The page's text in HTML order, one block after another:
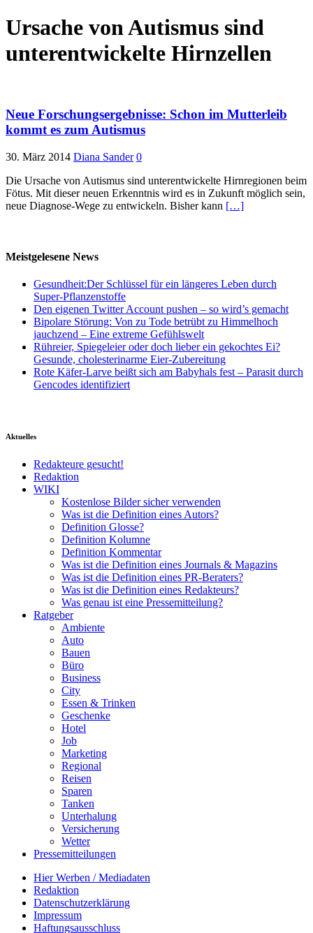
Ursache von Autismus sind
unterentwickelte Hirnzellen
Neue Forschungsergebnisse: Schon im Mutterleib
kommt es zum Autismus
30. März 2014 Diana Sander 0
Die Ursache von Autismus sind unterentwickelte Hirnregionen beim
Fötus. Mit dieser neuen Erkenntnis wird es in Zukunft möglich sein,
neue Diagnose-Wege zu entwickeln. Bisher kann […]
Meistgelesene News
Gesundheit:Der Schlüssel für ein längeres Leben durch
Super-Pflanzenstoffe
Den eigenen Twitter Account pushen – so wird’s gemacht
Bipolare Störung: Von zu Tode betrübt zu Himmelhoch
jauchzend – Eine extreme Gefühlswelt
Rühreier, Spiegeleier oder doch lieber ein gekochtes Ei?
Gesunde, cholesterinarme Eier-Zubereitung
Rote Käfer-Larve beißt sich am Babyhals fest – Parasit durch
Gencodes identifiziert
Aktuelles
Redakteure gesucht!
Redaktion
WIKI
Kostenlose Bilder sicher verwenden
Was ist die Definition eines Autors?
Definition Glosse?
Definition Kolumne
Definition Kommentar
Was ist die Definition eines Journals & Magazins
Was ist die Definition eines PR-Beraters?
Was ist die Definition eines Redakteurs?
Was genau ist eine Pressemitteilung?
Ratgeber
Ambiente
Auto
Bauen
Büro
Business
City
Essen & Trinken
Geschenke
Hotel
Job
Marketing
Regional
Reisen
Sparen
Tanken
Unterhalung
Versicherung
Wetter
Pressemitteilungen
Hier Werben / Mediadaten
Redaktion
Datenschutzerklärung
Impressum
Haftungsausschluss